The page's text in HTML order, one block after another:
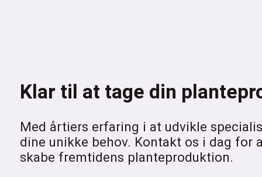
Klar til at tage din
Med årtiers erfaring i at udvikle
dine unikke behov. Kontakt os i dag for
skabe fremtidens planteproduktion.